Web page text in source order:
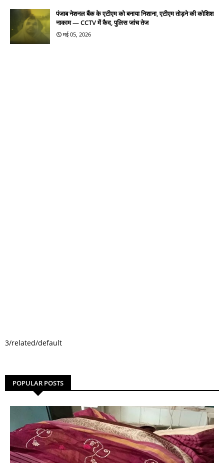
पंजाब नेशनल बैंक के एटीएम को बनाया निशाना, एटीएम तोड़ने की कोशिश
नाकाम — CCTV में कैद, पुलिस जांच तेज
मई 05, 2026
3/related/default
POPULAR POSTS